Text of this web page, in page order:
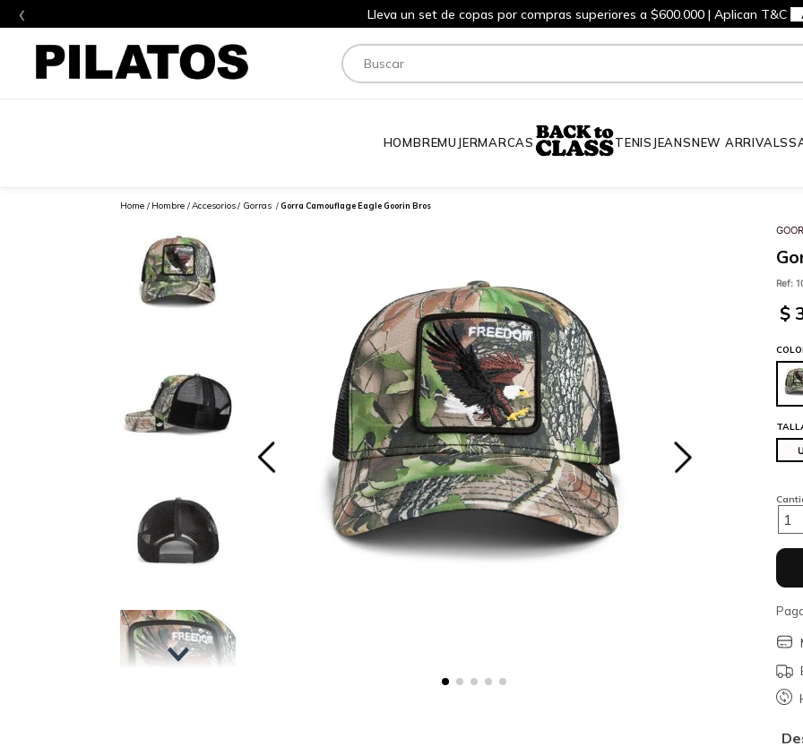
‹ Lleva un set de copas por compras superiores a $600.000 | Aplican T&C
Buscar
HOMBREMUJERMARCAS TENIS JEANSNEW ARRIVALS
Hombre Accesorios Gorras Gorra Camouflage Eagle Goorin Bros
Ref:
$
1